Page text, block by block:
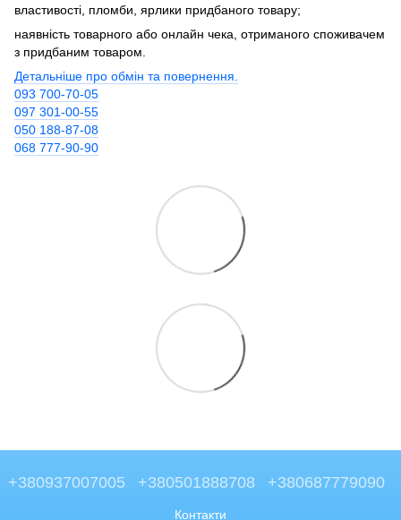
властивості, пломби, ярлики придбаного товару;
наявність товарного або онлайн чека, отриманого споживачем
з придбаним товаром.
Детальніше про обмін та повернення.
093 700-70-05
097 301-00-55
050 188-87-08
068 777-90-90
+380937007005 +380501888708 +380687779090
Контакти